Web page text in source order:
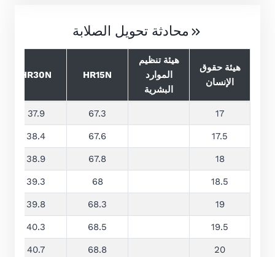
محادثة تحويل الصلابة
هيئة حقوق
الإنسان
هيئة تنظيم
الموارد
البشرية
HR15N
HR30N
17
67.3
37.9
17.5
67.6
38.4
18
67.8
38.9
18.5
68
39.3
19
68.3
39.8
19.5
68.5
40.3
20
68.8
40.7